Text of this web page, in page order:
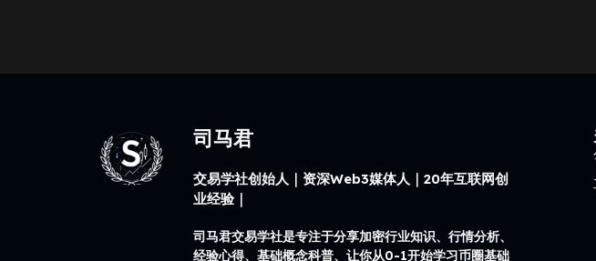
司马君
交易学社创始人｜资深Web3媒体人｜20年互联网创
业经验｜
司马君交易学社是专注于分享加密行业知识、行情分析、
经验心得、基础概念科普、让你从0-1开始学习币圈基础